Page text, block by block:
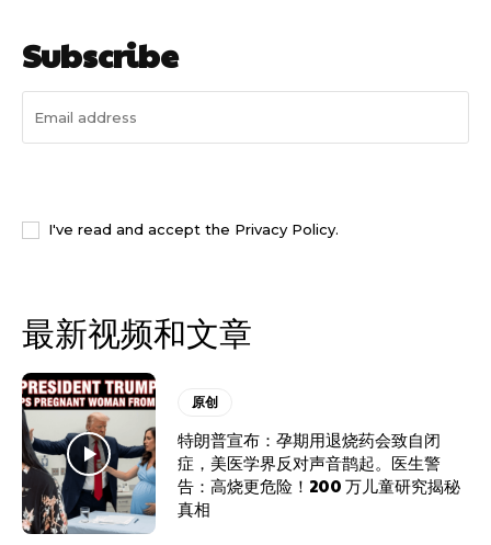
Subscribe
I've read and accept the Privacy Policy.
最新视频和文章
原创
特朗普宣布：孕期用退烧药会致自闭
症，美医学界反对声音鹊起。医生警
告：高烧更危险！200 万儿童研究揭秘
真相